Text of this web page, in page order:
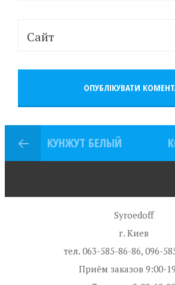
Сайт
КУНЖУТ БЕЛЫЙ
Syroedoff
г. Киев
тел. 063-585-86-86, 096-
Приём заказов 9:00-